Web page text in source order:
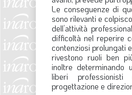
Le conseguenze di
sono rilevanti e
dell’attività
difficoltà nel reperire
contenziosi prolungati
rivestono ruoli ben
inoltre determinando
liberi
progettazione e